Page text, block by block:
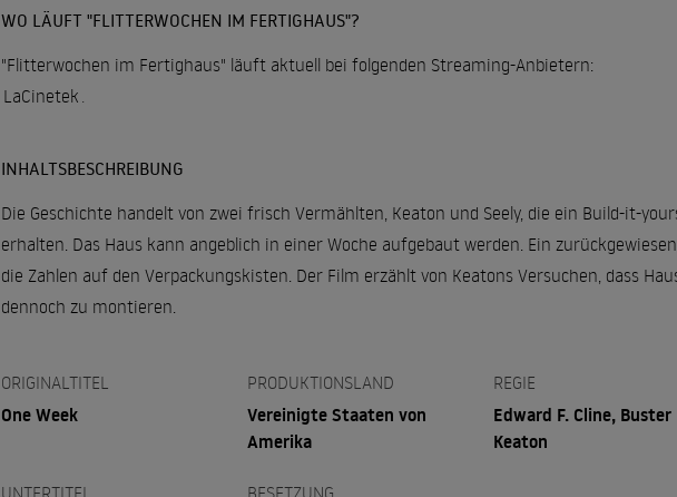
WO LÄUFT "FLITTERWOCHEN IM FERTIGHAUS"?
"Flitterwochen im Fertighaus" läuft aktuell bei folgenden Streaming-Anbietern:
LaCinetek .
INHALTSBESCHREIBUNG
Die Geschichte handelt von zwei frisch Vermählten, Keaton und Seely, die ein Build-it-
erhalten. Das Haus kann angeblich in einer Woche aufgebaut werden. Ein
die Zahlen auf den Verpackungskisten. Der Film erzählt von Keatons Versuchen, dass
dennoch zu montieren.
ORIGINALTITEL
One Week
PRODUKTIONSLAND
Vereinigte Staaten von
Amerika
REGIE
Edward F. Cline, Buster
Keaton
UNTERTITEL BESETZUNG